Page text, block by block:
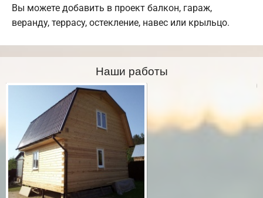
Вы можете добавить в проект балкон, гараж,
веранду, террасу, остекление, навес или крыльцо.
Наши работы